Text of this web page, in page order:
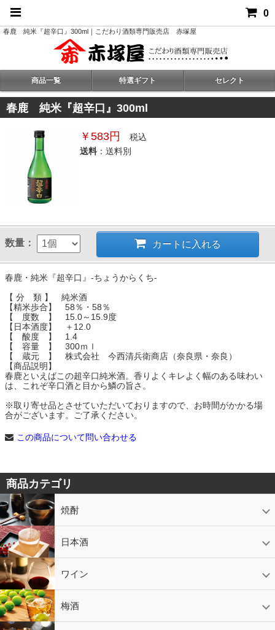
0
春鹿 純米『超辛口』300ml｜こだわり酒類専門販売店 赤塚屋
商品一覧 特選ギフト セレクト
春鹿 純米『超辛口』300ml
￥583円
税込
送料 ：送料別
数量： カートに入れる
春鹿・純米『超辛口』-ちょうからくち-
【 分 類 】 純米酒
【精米歩合】 58％・58％
【 度数 】 15.0～15.9度
【日本酒度】 ＋12.0
【 酸度 】 1.4
【 容量 】 300ｍｌ
【 蔵元 】 株式会社 今西清兵衛商店（奈良県・奈良）
【商品説明】
春鹿といえばこの超辛口純米酒。香りよくキレよく幅のある味わい
は、これぞ辛口酒と目から鱗の旨さ。
※取り寄せ品とさせていただいておりますので、お時間がかかる場
合がございます。ご了承ください。
この商品について問い合わせる
商品カテゴリ
焼酎
芋焼酎
かめ壷入り焼酎
黒糖焼酎
米焼酎
麦焼酎
そば焼酎
泡盛
とうもろこし焼酎
ギフトコーナー
セットコーナー
益々繁盛
鹿児島限定 日本酒
日本酒
スパークリング
ギフト ワイン
赤ワイン
白ワイン
ロゼワイン
スパークリング
シャンパン 梅酒